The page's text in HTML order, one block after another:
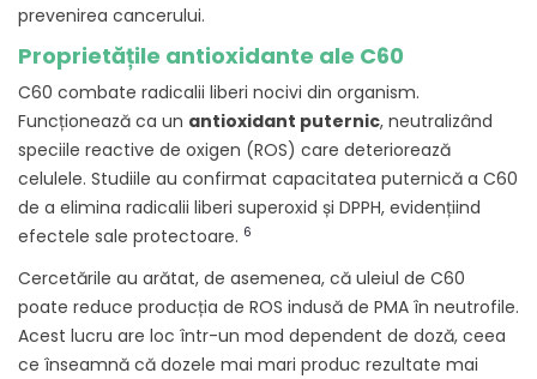
prevenirea cancerului.
Proprietățile antioxidante ale C60
C60 combate radicalii liberi nocivi din organism.
Funcționează ca un antioxidant puternic, neutralizând
speciile reactive de oxigen (ROS) care deteriorează
celulele. Studiile au confirmat capacitatea puternică a C60
de a elimina radicalii liberi superoxid și DPPH, evidențiind
efectele sale protectoare. 6
Cercetările au arătat, de asemenea, că uleiul de C60
poate reduce producția de ROS indusă de PMA în neutrofile.
Acest lucru are loc într-un mod dependent de doză, ceea
ce înseamnă că dozele mai mari produc rezultate mai